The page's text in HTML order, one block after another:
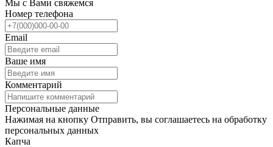
Мы с Вами свяжемся
Номер телефона
Email
Ваше имя
Комментарий
Персональные данные
Нажимая на кнопку Отправить, вы соглашаетесь на обработку
персональных данных
Капча